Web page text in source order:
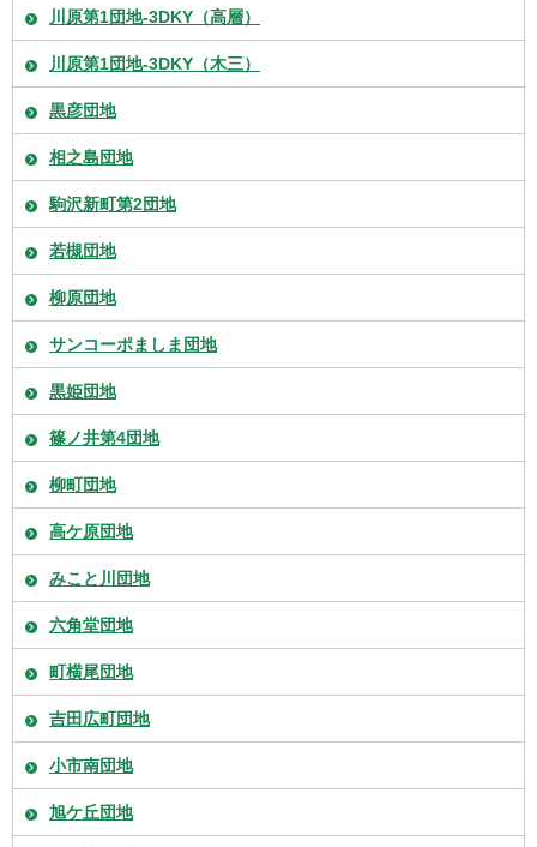
川原第1団地-3DKY（高層）
川原第1団地-3DKY（木三）
黒彦団地
相之島団地
駒沢新町第2団地
若槻団地
柳原団地
サンコーポましま団地
黒姫団地
篠ノ井第4団地
柳町団地
高ケ原団地
みこと川団地
六角堂団地
町横尾団地
吉田広町団地
小市南団地
旭ケ丘団地